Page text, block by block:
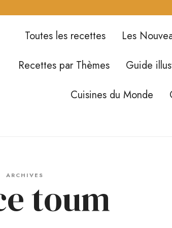
Toutes les recettes Les
Recettes par Thèmes
Guide
Cuisines du Monde
ARCHIVES
toum